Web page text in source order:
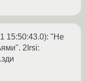
15:50:43.0): "Не
2Irsi: